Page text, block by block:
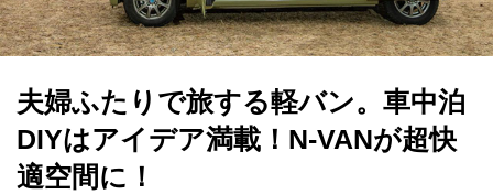
夫婦ふたりで旅する軽バン。車中泊
DIYはアイデア満載！N-VANが超快
適空間に！